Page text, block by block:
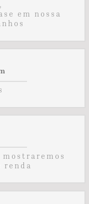
em nossa
renda